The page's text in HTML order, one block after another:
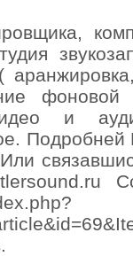
фоновой
и